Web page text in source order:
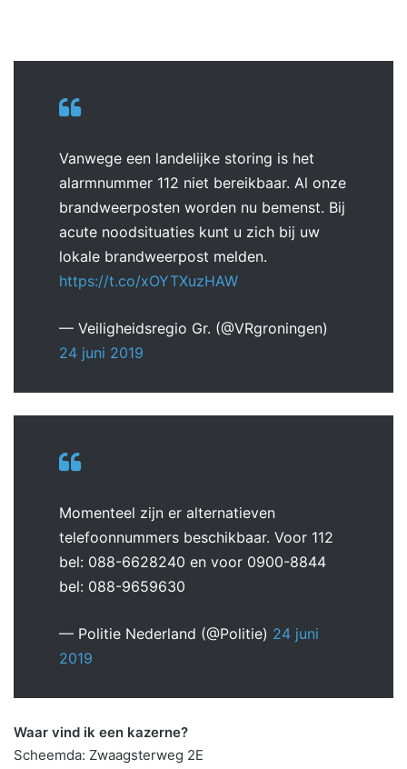
Vanwege een landelijke storing is het
alarmnummer 112 niet bereikbaar. Al onze
brandweerposten worden nu bemenst. Bij
acute noodsituaties kunt u zich bij uw
lokale brandweerpost melden.
https://t.co/xOYTXuzHAW
— Veiligheidsregio Gr. (@VRgroningen)
24 juni 2019
Momenteel zijn er alternatieven
telefoonnummers beschikbaar. Voor 112
bel: 088-6628240 en voor 0900-8844
bel: 088-9659630
— Politie Nederland (@Politie) 24 juni
2019
Waar vind ik een kazerne?
Scheemda: Zwaagsterweg 2E